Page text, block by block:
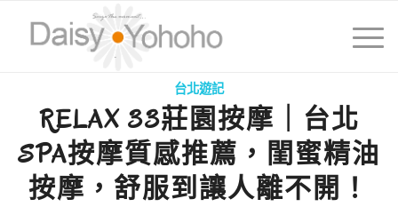
台北遊記
RELAX 33莊園按摩｜台北
SPA按摩質感推薦，閨蜜精油
按摩，舒服到讓人離不開！